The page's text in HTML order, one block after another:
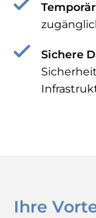
Sichere
Ihre